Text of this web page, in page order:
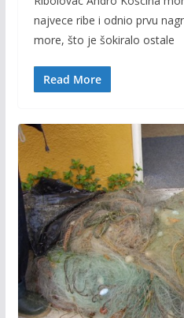
e
b
o
o
itt
er
ai
l
p
y
najvece ribe i odnio prvu
more, što je šokiralo ostale
Read More